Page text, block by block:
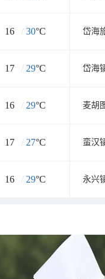
16 / 30°C 岱海
17 / 29°C 岱海
16 / 29°C 麦胡
17 / 27°C 蛮汉
16 / 29°C 永兴